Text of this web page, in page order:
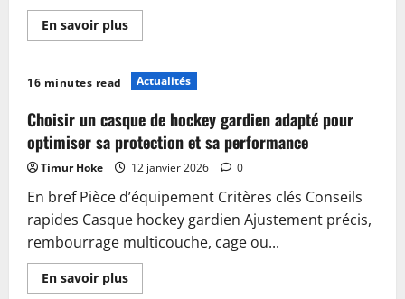
En savoir plusEn
savoir
Tout
savoir
les
ccm
hockey
tacks
performances
et
choix
16 minutes read Actualités
Choisir un casque de hockey gardien adapté pour
optimiser sa protection et sa performance
Timur Hoke 12 janvier 2026 0
En bref Pièce d’équipement Critères clés Conseils
rapides Casque hockey gardien Ajustement précis,
rembourrage multicouche, cage ou...
En savoir plusEn
savoir